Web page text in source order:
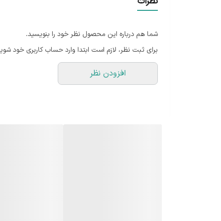
شما هم درباره این محصول نظر خود را بنویسید.
برای ثبت نظر، لازم است ابتدا وارد حساب کاربری خود
افزودن نظر